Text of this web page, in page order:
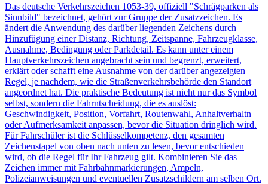
Das deutsche Verkehrszeichen 1053-39, offiziell "Schrägparken als
Sinnbild" bezeichnet, gehört zur Gruppe der Zusatzzeichen. Es
ändert die Anwendung des darüber liegenden Zeichens durch
Hinzufügung einer Distanz, Richtung, Zeitspanne, Fahrzeugklasse,
Ausnahme, Bedingung oder Parkdetail. Es kann unter einem
Hauptverkehrszeichen angebracht sein und begrenzt, erweitert,
erklärt oder schafft eine Ausnahme von der darüber angezeigten
Regel, je nachdem, wie die Straßenverkehrsbehörde den Standort
angeordnet hat. Die praktische Bedeutung ist nicht nur das Symbol
selbst, sondern die Fahrntscheidung, die es auslöst:
Geschwindigkeit, Position, Vorfahrt, Routenwahl, Anhaltverhaltn
oder Aufmerksamkeit anpassen, bevor die Situation dringlich wird.
Für Fahrschüler ist die Schlüsselkompetenz, den gesamten
Zeichenstapel von oben nach unten zu lesen, bevor entschieden
wird, ob die Regel für Ihr Fahrzeug gilt. Kombinieren Sie das
Zeichen immer mit Fahrbahnmarkierungen, Ampeln,
Polizeianweisungen und eventuellen Zusatzschildern am selben Ort.